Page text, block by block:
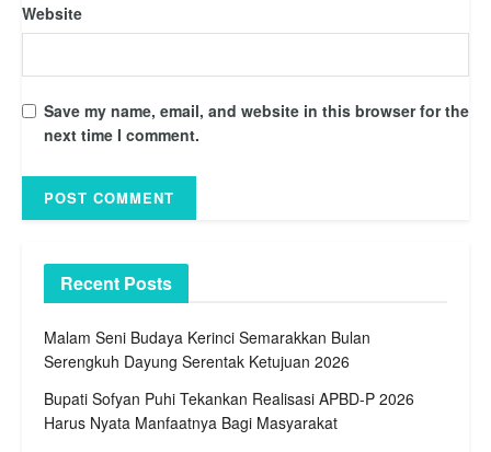
Website
Save my name, email, and website in this browser for the
next time I comment.
Recent Posts
Malam Seni Budaya Kerinci Semarakkan Bulan
Serengkuh Dayung Serentak Ketujuan 2026
Bupati Sofyan Puhi Tekankan Realisasi APBD-P 2026
Harus Nyata Manfaatnya Bagi Masyarakat